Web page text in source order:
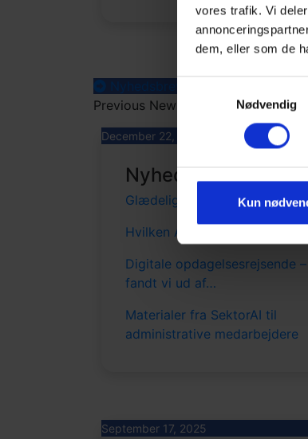
vores trafik. Vi
dem, eller som de
Nødvendig
Kun
Nyhedsbreve
Previous Newsletters
December 22, 2025
Nyhedsbrev
Glædelig Jul & Godt Nytår
Hvilken AI laver den bedste
Digitale opdagelsesrejsende
fandt vi ud af…
Materialer fra SektorAI til
administrative medarbejdere
September 17, 2025